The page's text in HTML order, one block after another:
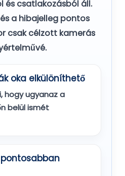
és csatlakozásból áll.
a hibajelleg pontos
csak célzott kamerás
oka elkülöníthető
hogy ugyanaz a
belül ismét